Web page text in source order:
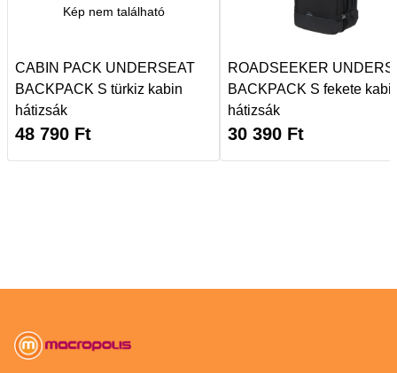
Kép nem található
CABIN PACK UNDERSEAT
BACKPACK S türkiz kabin
hátizsák
48 790 Ft
ROADSEEKER
BACKPACK S fekete
hátizsák
30 390 Ft